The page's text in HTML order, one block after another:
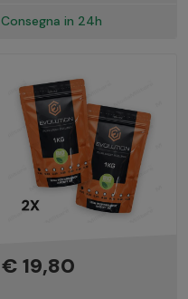
Consegna in 24h
€ 19,80